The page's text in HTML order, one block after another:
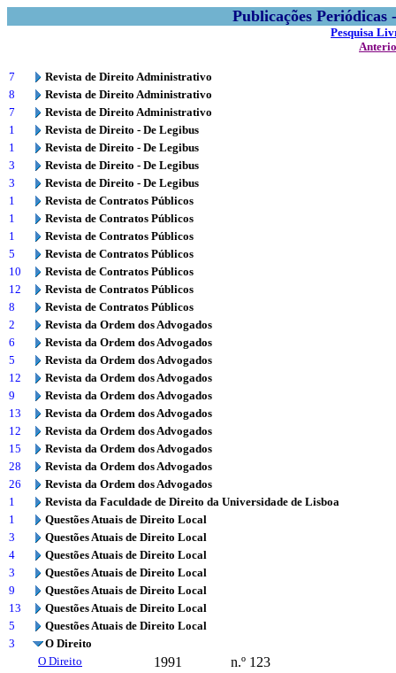
Publicações
Pesquisa
7
Revista de Direito Administrativo
8
Revista de Direito Administrativo
7
Revista de Direito Administrativo
1
Revista de Direito - De Legibus
1
Revista de Direito - De Legibus
3
Revista de Direito - De Legibus
3
Revista de Direito - De Legibus
1
Revista de Contratos Públicos
1
Revista de Contratos Públicos
1
Revista de Contratos Públicos
5
Revista de Contratos Públicos
10
Revista de Contratos Públicos
12
Revista de Contratos Públicos
8
Revista de Contratos Públicos
2
Revista da Ordem dos Advogados
6
Revista da Ordem dos Advogados
5
Revista da Ordem dos Advogados
12
Revista da Ordem dos Advogados
9
Revista da Ordem dos Advogados
13
Revista da Ordem dos Advogados
12
Revista da Ordem dos Advogados
15
Revista da Ordem dos Advogados
28
Revista da Ordem dos Advogados
26
Revista da Ordem dos Advogados
1
Revista da Faculdade de Direito da Universidade de Lisboa
1
Questões Atuais de Direito Local
3
Questões Atuais de Direito Local
4
Questões Atuais de Direito Local
3
Questões Atuais de Direito Local
9
Questões Atuais de Direito Local
13
Questões Atuais de Direito Local
5
Questões Atuais de Direito Local
3
O Direito
O Direito
1991 n.º 123